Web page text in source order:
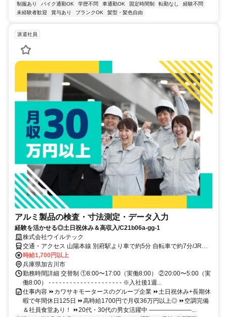
制服あり バイク通勤OK 学歴不問 車通勤OK 固定時間制 転勤なし
経験不問
未経験者歓迎
賞与あり ブランクOK 髪型・髪色自由
派遣社員
アルミ製品の検査・寸法測定・データ入力
経験を活かせる◎土日祝休み＆高収入/C21b06a-gg-1
株式会社ウイルテック
交通・アクセス 山陽本線 別府駅より車で約5分 自転車で約7分/JR神
戸線 東加古川駅より車で約10分 自転車で約15分＊車/バイク/電車/バ
ス/自転車/徒歩通勤OK
時給1,700円以上
兵庫県加古川市
勤務時間詳細 交替制 ①8:00〜17:00（実働8:00） ②20:00〜5:00（実
働8:00） - - - - - - - - - - - - - - - - - - - - - ※入社後1週...
仕事内容 ⏩カワサキモータースのグループ企業 ⏩土日祝休み+長期休
暇で年間休日125日 ⏩高時給1700円で月収36万円以上◎ ⏩空調完備
＆社員食堂あり！ ⏩20代・30代の男女活躍中 ―――――――...